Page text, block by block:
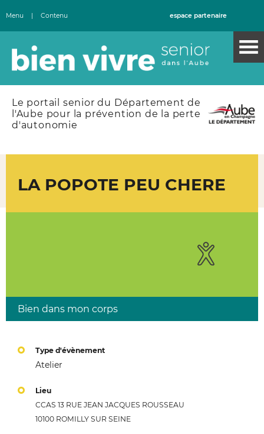
Menu | Contenu espace partenaire
Le portail senior du Département de
l'Aube pour la prévention de la perte
d'autonomie
LA POPOTE PEU CHERE
Bien dans mon corps
Type d'évènement
Atelier
Lieu
CCAS 13 RUE JEAN JACQUES ROUSSEAU
10100 ROMILLY SUR SEINE